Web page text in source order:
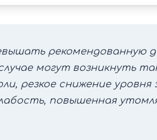
рекомендованную
могут возникнуть
резкое снижение
повышенная